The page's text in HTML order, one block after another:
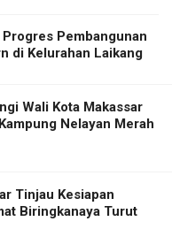
Pembangunan
di Kelurahan Laikang
Wali Kota Makassar
Nelayan Merah
Tinjau Kesiapan
Biringkanaya Turut